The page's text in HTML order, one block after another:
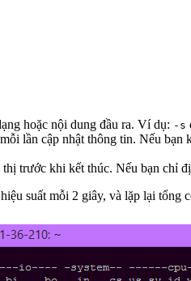
hoặc nội dung đầu ra. Ví dụ: -s
lần cập nhật thông tin. Nếu
thị trước khi kết thúc. Nếu bạn chỉ
suất mỗi 2 giây, và lặp lại tổng